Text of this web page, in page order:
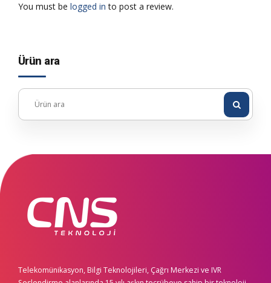
You must be logged in to post a review.
Ürün ara
Telekomünikasyon, Bilgi Teknolojileri, Çağrı Merkezi ve IVR